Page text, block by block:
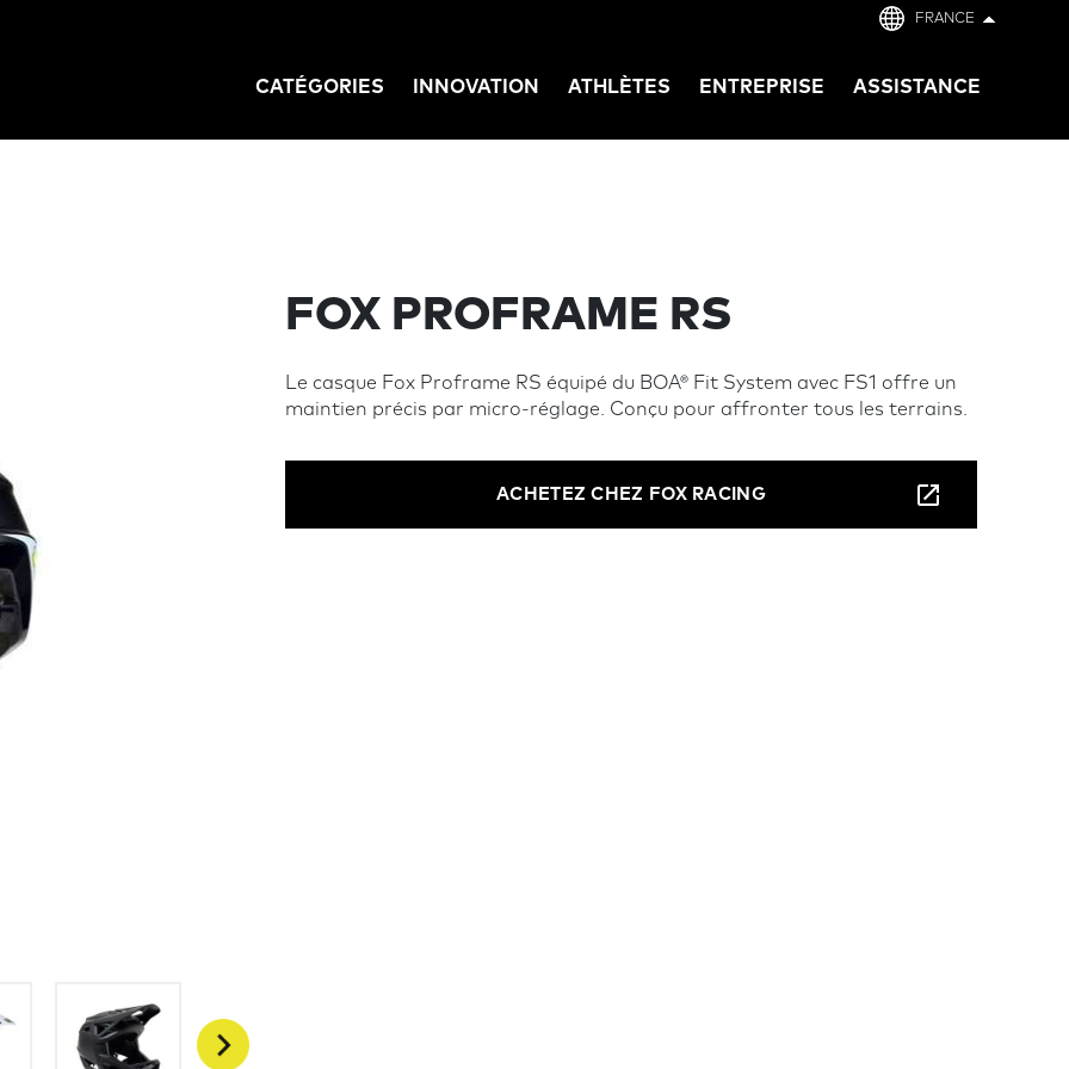
FRANCE
CATÉGORIES INNOVATION ATHLÈTES ENTREPRISE ASSISTANCE
FOX PROFRAME RS
Le casque Fox Proframe RS équipé du BOA® Fit System avec FS1 offre un
maintien précis par micro-réglage. Conçu pour affronter tous les terrains.
ACHETEZ CHEZ FOX RACING